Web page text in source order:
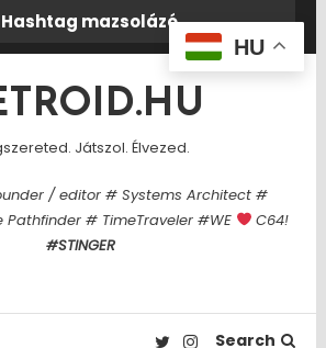
Hashtag mazsolázó
Játszol. Élvezed.
/ editor # Systems Architect #
# TimeTraveler #WE
C64!
#STINGER
Search
HU